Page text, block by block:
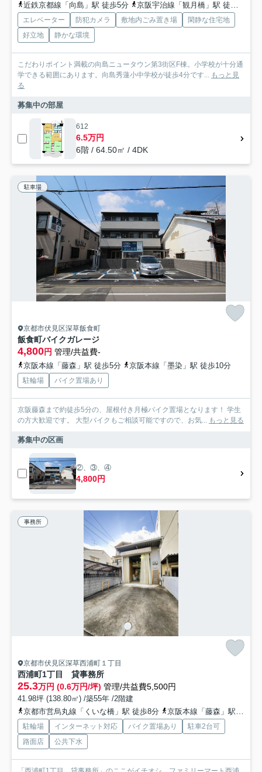
近鉄京都線「向島」駅 徒歩5分
京阪宇治線「観月橋」駅 徒歩18分
エレベーター 防犯カメラ 敷地内ごみ置き場
閑静な住宅地
好立地
静かな環境
こだわりポイント満載の向島ニュータウン第3街区F棟。小学校が十分通
学できる範囲にあります。向島秀蓮小中学校が徒歩4分です... もっと見
る
募集中の部屋
612
6.5万円
6階 / 64.50㎡ / 4DK
駐車場
京都市伏見区深草飯食町
飯食町バイクガレージ
4,800円 管理/共益費-
京阪本線「藤森」駅 徒歩5分 京阪本線「墨染」駅 徒歩10分
駐輪場 バイク置場あり
京阪藤森まで約徒歩5分の、屋根付き月極バイク置場となります！ 学生
の方大歓迎です。 大型バイクもご相談可能ですので、お気... もっと見る
募集中の区画
②、③、④
4,800円
事務所
京都市伏見区深草西浦町１丁目
西浦町1丁目 貸事務所
25.3万円 (0.6万円/坪) 管理/共益費5,500円
41.98坪 (138.80㎡) /築55年 /2階建
京都市営烏丸線「くいな橋」駅 徒歩8分
京阪本線「藤森」駅 徒歩13分
駐輪場 インターネット対応 バイク置場あり
駐車2台可
路面店
公共下水